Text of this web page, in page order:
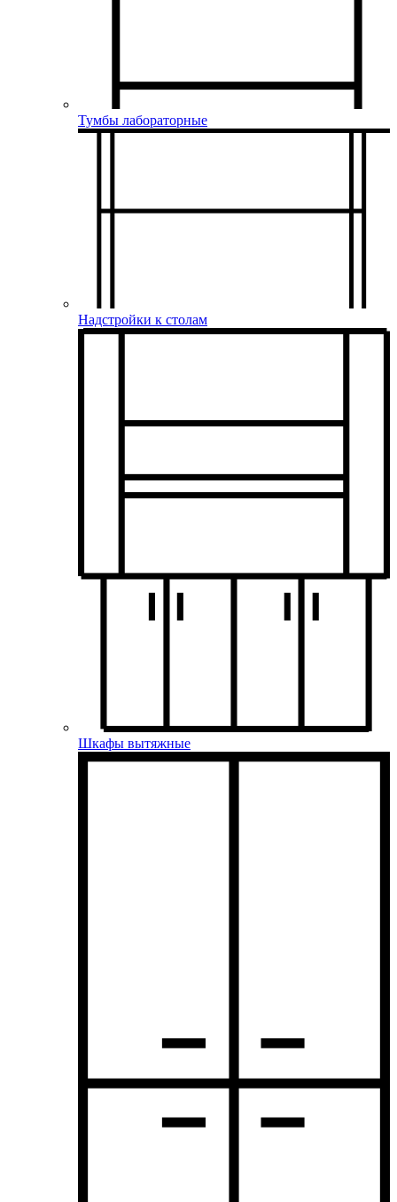
Тумбы лабораторные
Надстройки к столам
Шкафы вытяжные